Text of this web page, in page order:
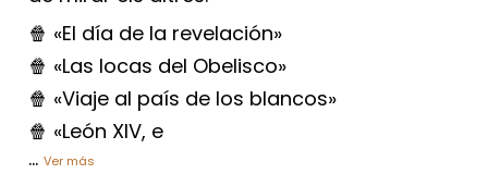
🍿 «El día de la revelación»
🍿 «Las locas del Obelisco»
🍿 «Viaje al país de los blancos»
🍿 «León XIV, e
... Ver más